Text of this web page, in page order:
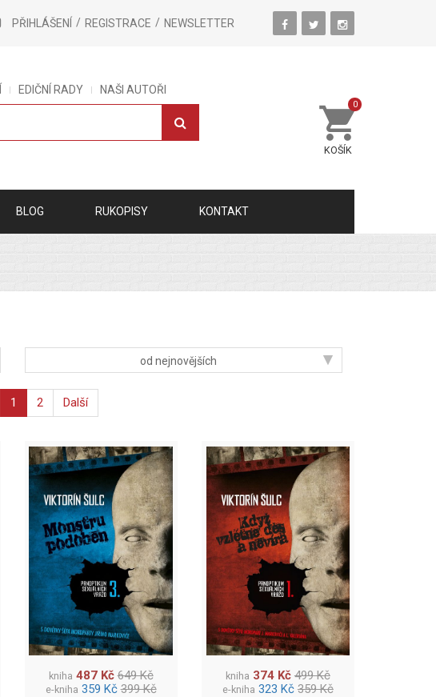
PŘIHLÁŠENÍ REGISTRACE NEWSLETTER
EDIČNÍ RADY NAŠI AUTOŘI
KOŠÍK
0
BLOG RUKOPISY KONTAKT
od nejnovějších ▾
1 2 Další
kniha 487 Kč 649 Kč
e-kniha 359 Kč 399 Kč
kniha 374 Kč 499 Kč
e-kniha 323 Kč 359 Kč